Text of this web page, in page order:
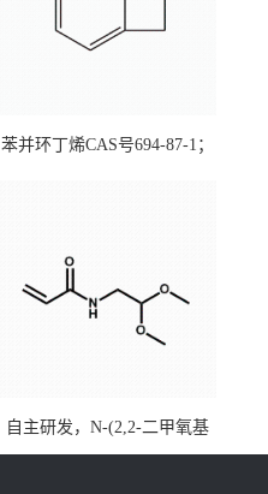
苯并环丁烯CAS号694-87-1；
自主研发，N-(2,2-二甲氧基
乙基)丙烯酰胺CAS号49707-